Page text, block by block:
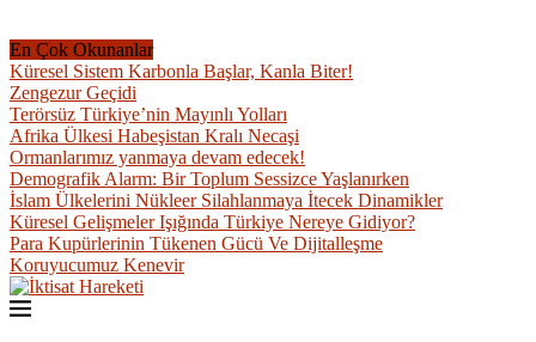
En Çok Okunanlar
Küresel Sistem Karbonla Başlar, Kanla Biter!
Zengezur Geçidi
Terörsüz Türkiye’nin Mayınlı Yolları
Afrika Ülkesi Habeşistan Kralı Necaşi
Ormanlarımız yanmaya devam edecek!
Demografik Alarm: Bir Toplum Sessizce Yaşlanırken
İslam Ülkelerini Nükleer Silahlanmaya İtecek Dinamikler
Küresel Gelişmeler Işığında Türkiye Nereye Gidiyor?
Para Kupürlerinin Tükenen Gücü Ve Dijitalleşme
Koruyucumuz Kenevir